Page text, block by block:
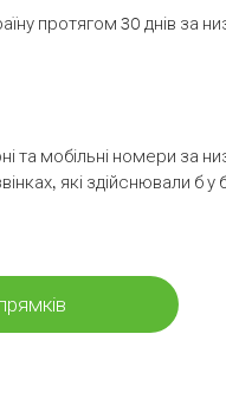
протягом 30 днів за
та мобільні номери за
які здійснювали б у